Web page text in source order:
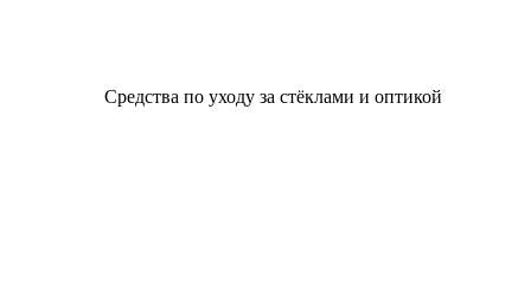
Средства по уходу за стёклами и оптикой